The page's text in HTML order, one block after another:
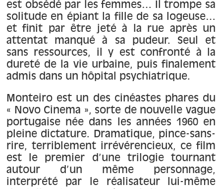
est obsédé par les femmes… Il trompe sa
solitude en épiant la fille de sa logeuse…
et finit par être jeté à la rue après un
attentat manqué à sa pudeur. Seul et
sans ressources, il y est confronté à la
dureté de la vie urbaine, puis finalement
admis dans un hôpital psychiatrique.
Monteiro est un des cinéastes phares du
« Novo Cinema », sorte de nouvelle vague
portugaise née dans les années 1960 en
pleine dictature. Dramatique, pince-sans-
rire, terriblement irrévérencieux, ce film
est le premier d’une trilogie tournant
autour d’un même personnage,
interprété par le réalisateur lui-même